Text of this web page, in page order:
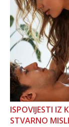
ISPOVIJESTI IZ
STVARNO